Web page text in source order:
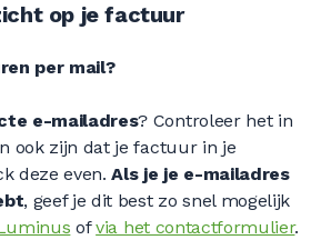
op je factuur
per mail?
e-mailadres? Controleer het in
ook zijn dat je factuur in je
deze even.Als je je e-mailadres
, geef je dit best zo snel mogelijk
ofvia het contactformulier.